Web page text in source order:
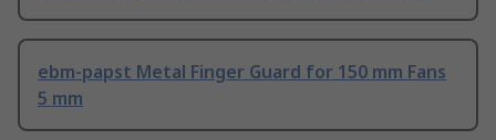
ebm-papst Metal Finger Guard for 150 mm Fans
5 mm